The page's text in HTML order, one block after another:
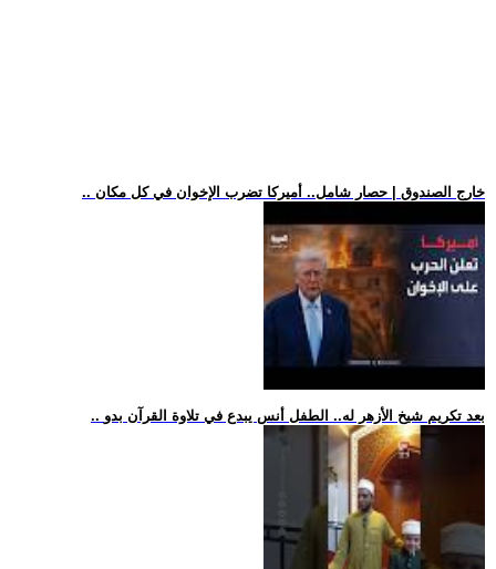
.. خارج الصندوق | حصار شامل.. أميركا تضرب الإخوان في كل مكان
.. بعد تكريم شيخ الأزهر له.. الطفل أنس يبدع في تلاوة القرآن بدو